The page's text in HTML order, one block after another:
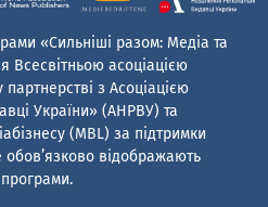
«Сильніші разом: Медіа та
Всесвітньою асоціацією
з Асоціацією
України» (АНРВУ) та
(MBL) за підтримки
обов’язково відображають